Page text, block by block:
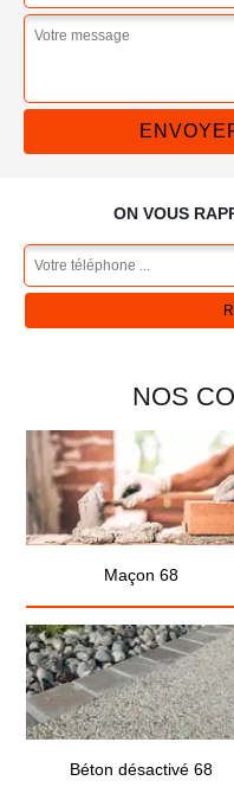
ON VOUS
NOS
Maçon 68
Béton désactivé 68